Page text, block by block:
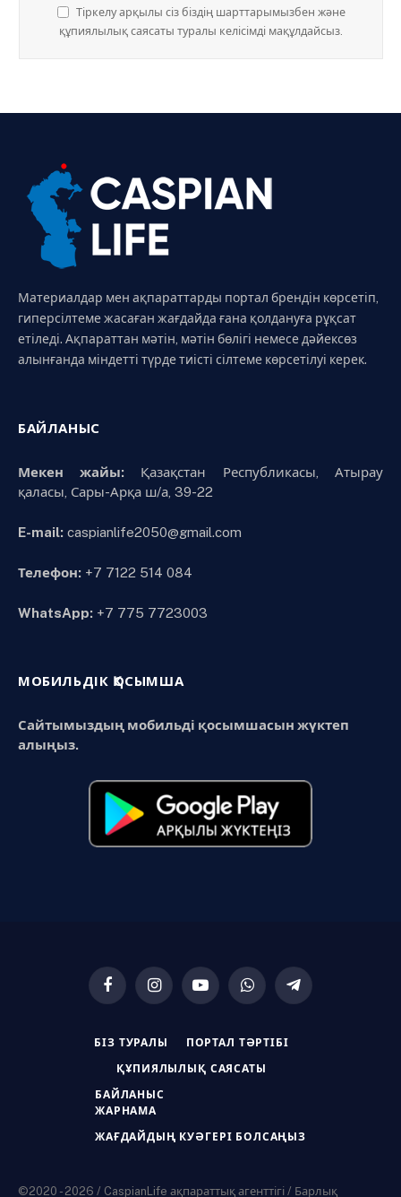
Тіркелу арқылы сіз біздің шарттарымызбен және
құпиялылық саясаты туралы келісімді мақұлдайсыз.
Материалдар мен ақпараттарды портал брендін көрсетіп,
гиперсілтеме жасаған жағдайда ғана қолдануға рұқсат
етіледі. Ақпараттан мәтін, мәтін бөлігі немесе дәйексөз
алынғанда міндетті түрде тиісті сілтеме көрсетілуі керек.
БАЙЛАНЫС
Мекен жайы:Қазақстан Республикасы, Атырау
қаласы, Сары-Арқа ш/а, 39-22
E-mail: caspianlife2050@gmail.com
Телефон: +7 7122 514 084
WhatsApp: +7 775 7723003
МОБИЛЬДІК ҚОСЫМША
Сайтымыздың мобильді қосымшасын жүктеп
алыңыз.
FacebookInstagramYouTubeWhatsAppTelegram
БІЗ ТУРАЛЫ ПОРТАЛ ТӘРТІБІ
ҚҰПИЯЛЫЛЫҚ САЯСАТЫ
БАЙЛАНЫС
ЖАРНАМА
ЖАҒДАЙДЫҢ КУӘГЕРІ БОЛСАҢЫЗ
©2020 - 2026 / CaspianLife ақпараттық агенттігі / Барлық